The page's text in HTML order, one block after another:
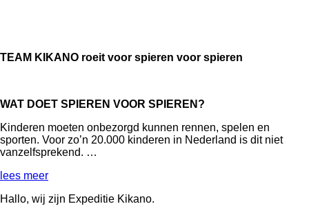
TEAM KIKANO roeit voor spieren voor spieren
WAT DOET SPIEREN VOOR SPIEREN?
Kinderen moeten onbezorgd kunnen rennen, spelen en
sporten. Voor zo’n 20.000 kinderen in Nederland is dit niet
vanzelfsprekend. …
lees meer
Hallo, wij zijn Expeditie Kikano.